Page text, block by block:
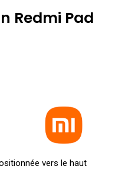
Redmi Pad
vers le haut